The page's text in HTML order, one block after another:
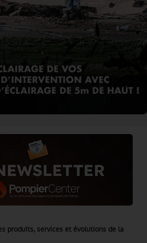
produits, services et évolutions de la